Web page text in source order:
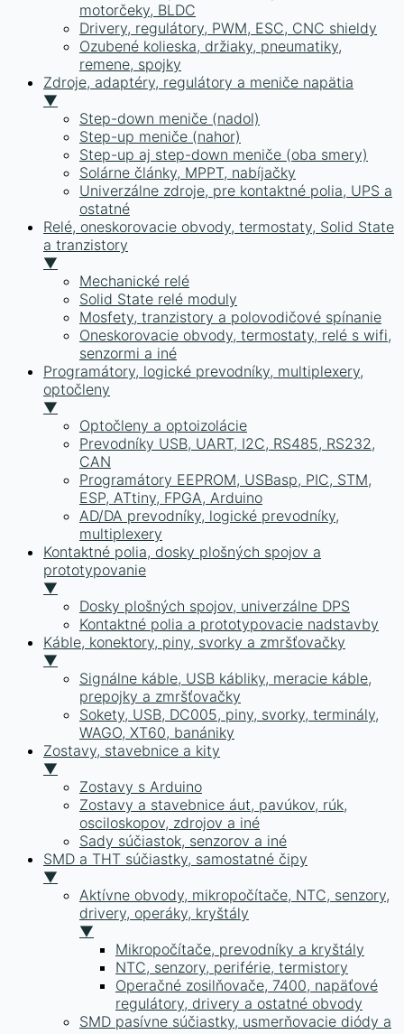
motorčeky, BLDC
Drivery, regulátory, PWM, ESC, CNC shieldy
Ozubené kolieska, držiaky, pneumatiky,
remene, spojky
Zdroje, adaptéry, regulátory a meniče napätia
▼
Step-down meniče (nadol)
Step-up meniče (nahor)
Step-up aj step-down meniče (oba smery)
Solárne články, MPPT, nabíjačky
Univerzálne zdroje, pre kontaktné polia, UPS a
ostatné
Relé, oneskorovacie obvody, termostaty, Solid State
a tranzistory
▼
Mechanické relé
Solid State relé moduly
Mosfety, tranzistory a polovodičové spínanie
Oneskorovacie obvody, termostaty, relé s wifi,
senzormi a iné
Programátory, logické prevodníky, multiplexery,
optočleny
▼
Optočleny a optoizolácie
Prevodníky USB, UART, I2C, RS485, RS232,
CAN
Programátory EEPROM, USBasp, PIC, STM,
ESP, ATtiny, FPGA, Arduino
AD/DA prevodníky, logické prevodníky,
multiplexery
Kontaktné polia, dosky plošných spojov a
prototypovanie
▼
Dosky plošných spojov, univerzálne DPS
Kontaktné polia a prototypovacie nadstavby
Káble, konektory, piny, svorky a zmršťovačky
▼
Signálne káble, USB kábliky, meracie káble,
prepojky a zmršťovačky
Sokety, USB, DC005, piny, svorky, terminály,
WAGO, XT60, banániky
Zostavy, stavebnice a kity
▼
Zostavy s Arduino
Zostavy a stavebnice áut, pavúkov, rúk,
osciloskopov, zdrojov a iné
Sady súčiastok, senzorov a iné
SMD a THT súčiastky, samostatné čipy
▼
Aktívne obvody, mikropočítače, NTC, senzory,
drivery, operáky, kryštály
▼
Mikropočítače, prevodníky a kryštály
NTC, senzory, periférie, termistory
Operačné zosilňovače, 7400, napäťové
regulátory, drivery a ostatné obvody
SMD pasívne súčiastky, usmerňovacie diódy a